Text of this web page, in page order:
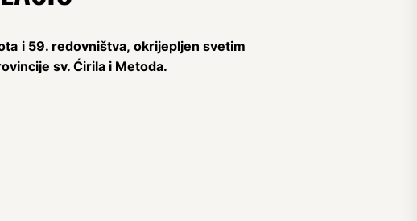
i 59. redovništva, okrijepljen svetim
sv. Ćirila i Metoda.